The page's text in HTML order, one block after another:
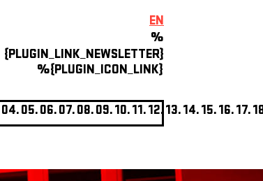
EN
%
{PLUGIN_LINK_NEWSLETTER}
%{PLUGIN_ICON_LINK}
04.05.06.07.08.09.10.11.12. 13.14.15.16.17.